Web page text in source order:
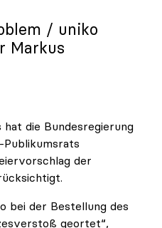
/ uniko
Markus
die Bundesregierung
Publikumsrats
der
bei der Bestellung des
geortet“,